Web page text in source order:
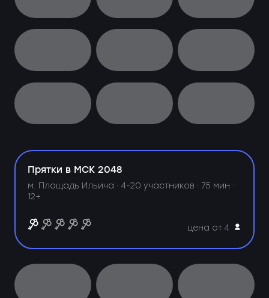
Прятки в МСК 2048
м. Площадь Ильича ·4-20 участников · 75 мин ·
12+
цена от 4